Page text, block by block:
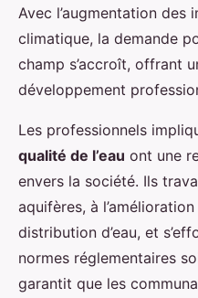
Avec l’augmentation des
climatique, la demande
champ s’accroît, offrant
développement
Les professionnels
qualité de l’eau ont une
envers la société. Ils
aquifères, à
distribution d’eau, et
normes réglementaires
garantit que les